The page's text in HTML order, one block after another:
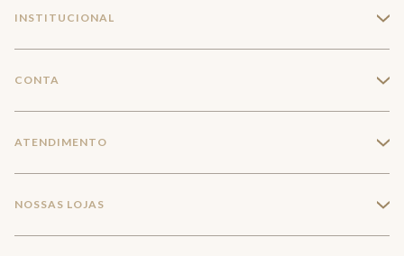
INSTITUCIONAL +
Trabalhe conosco
CONTA +
Meus pedidos
ATENDIMENTO +
NOSSAS LOJAS +